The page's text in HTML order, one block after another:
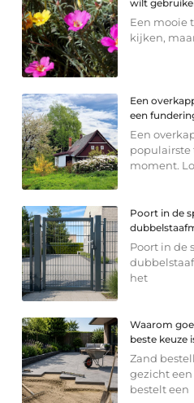
wilt
Een mooie
kijken,
Een
een
Een
moment.
Poort in de
Poort in de
het
Waarom
beste keuze
Zand
gezicht
bestelt een